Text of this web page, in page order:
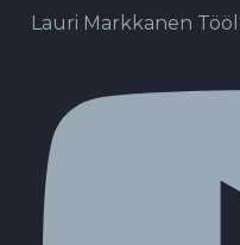
Lauri Markkanen